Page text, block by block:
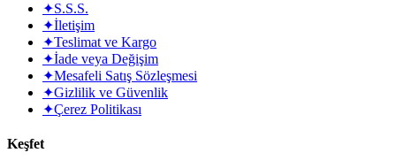
✦S.S.S.
✦İletişim
✦Teslimat ve Kargo
✦İade veya Değişim
✦Mesafeli Satış Sözleşmesi
✦Gizlilik ve Güvenlik
✦Çerez Politikası
Keşfet